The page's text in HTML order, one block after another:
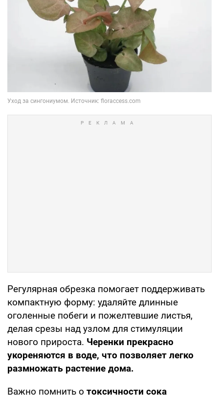
Регулярная обрезка помогает поддерживать
компактную форму: удаляйте длинные
оголенные побеги и пожелтевшие листья,
делая срезы над узлом для стимуляции
нового прироста. Черенки прекрасно
укореняются в воде, что позволяет легко
размножать растение дома.
Важно помнить о токсичности сока